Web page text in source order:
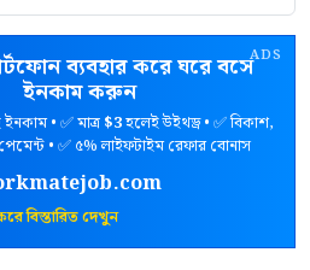
ADS
ব্যবহার করে ঘরে বসে
ইনকাম করুন
• ✅ মাত্র$3হলেই উইথড্র • ✅ বিকাশ,
• ✅ ৫% লাইফটাইম রেফার বোনাস
বিস্তারিত দেখুন